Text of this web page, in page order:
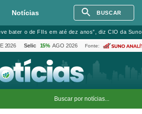
Notícias BUSCAR
bater o de FIIs em até dez anos”, diz CIO da
2026 Selic 15% AGO 2026 Fonte: